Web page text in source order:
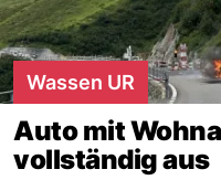
Wassen UR
Auto mit
vollständig aus